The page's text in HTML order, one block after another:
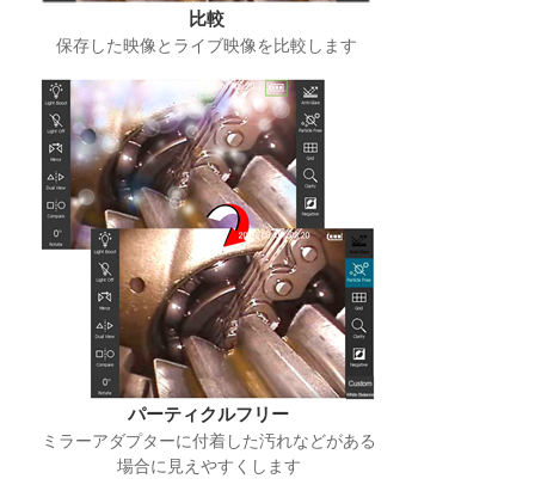
比較
保存した映像とライブ映像を比較します
パーティクルフリー
ミラーアダプターに付着した汚れなどがある
場合に見えやすくします